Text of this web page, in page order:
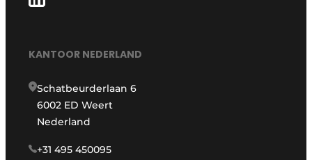
KANTOOR NEDERLAND
Schatbeurderlaan 6
6002 ED Weert
Nederland
+31 495 450095